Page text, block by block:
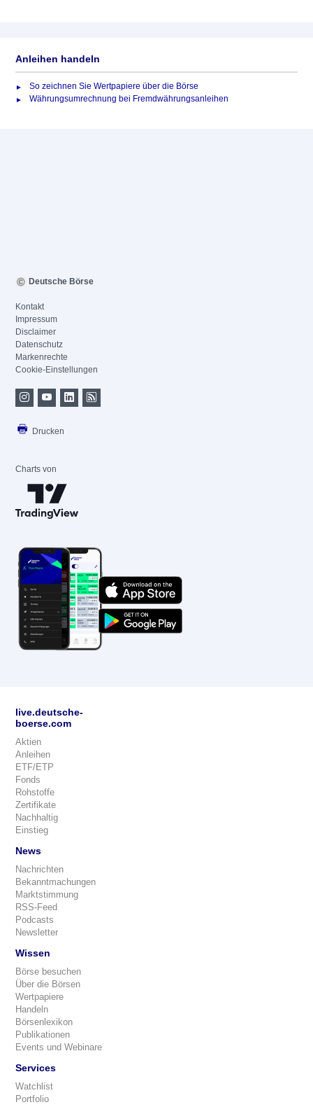
Anleihen handeln
So zeichnen Sie Wertpapiere über die Börse
Währungsumrechnung bei Fremdwährungsanleihen
Deutsche Börse
Kontakt
Impressum
Disclaimer
Datenschutz
Markenrechte
Cookie-Einstellungen
Drucken
Charts von
live.deutsche-
boerse.com
Aktien
Anleihen
ETF/ETP
Fonds
Rohstoffe
Zertifikate
Nachhaltig
Einstieg
News
Nachrichten
Bekanntmachungen
Marktstimmung
RSS-Feed
Podcasts
Newsletter
Wissen
Börse besuchen
Über die Börsen
Wertpapiere
Handeln
Börsenlexikon
Publikationen
Events und Webinare
Services
Watchlist
Portfolio